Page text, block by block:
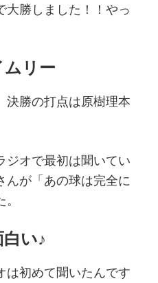
大勝しました！！やっ
ムリー
決勝の打点は原樹理本
ジオで最初は聞いてい
んが「あの球は完全に
い♪
は初めて聞いたんです